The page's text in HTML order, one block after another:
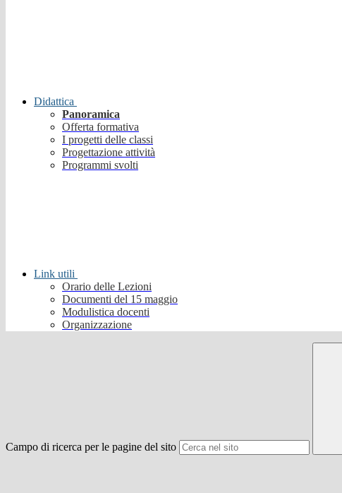
Didattica
Panoramica
Offerta formativa
I progetti delle classi
Progettazione attività
Programmi svolti
Link utili
Orario delle Lezioni
Documenti del 15 maggio
Modulistica docenti
Organizzazione
Campo di ricerca per le pagine del sito